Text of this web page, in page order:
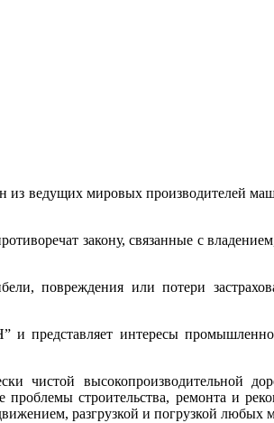
ведущих мировых производителей
закону, связанные с
повреждения или потери
и представляет интересы
чистой высокопроизводительной
проблемы строительства, ремонта и
разгрузкой и погрузкой любых